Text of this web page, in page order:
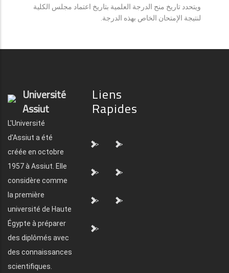
ويتحدد تاريخ منح الدرجة العلمية بتاريخ اعتماد مجلس الكلية
لنتيجة الإمتحان الخاص بهذه الدرجة.
Université
Assiut
L'Université
d'Assiut a été
créée en octobre
1957 à Assiut. Elle
considère comme
la première
université de Haute
Égypte à préparer
des diplômés avec
des connaissances
scientifiques.
Liens
Rapides
"> ">
"> ">
"> ">
">